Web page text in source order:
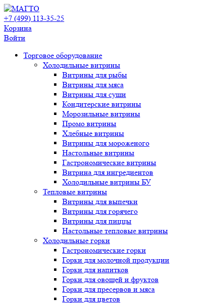
+7 (499) 113-35-25
Корзина
Войти
Свернуть/
развернуть
Торговое оборудованиe
Холодильные витрины
Витрины для рыбы
Витрины для мяса
Витрины для суши
Кондитерские витрины
Морозильные витрины
Промо витрины
Хлебные витрины
Витрины для мороженого
Настольные витрины
Гастрономические витрины
Витрина для ингредиентов
Холодильные витрины БУ
Тепловые витрины
Витрины для выпечки
Витрины для горячего
Витрины для пиццы
Настольные тепловые витрины
Холодильные горки
Гастрономические горки
Горки для молочной продукции
Горки для напитков
Горки для овощей и фруктов
Горки для пресервов и мяса
Горки для цветов